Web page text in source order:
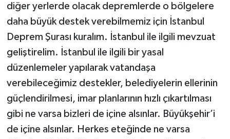
diğer yerlerde olacak depremlerde o bölgelere
daha büyük destek verebilmemiz için İstanbul
Deprem Şurası kuralım. İstanbul ile ilgili mevzuat
geliştirelim. İstanbul ile ilgili bir yasal
düzenlemeler yapılarak vatandaşa
verebileceğimiz destekler, belediyelerin ellerinin
güçlendirilmesi, imar planlarının hızlı çıkartılması
gibi ne varsa bizleri de içine alsınlar. Büyükşehir’i
de içine alsınlar. Herkes eteğinde ne varsa